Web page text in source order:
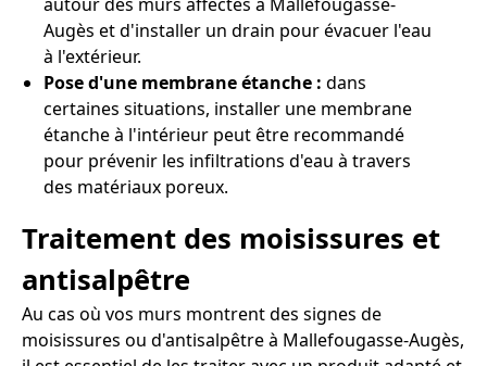
Augès et d'installer un drain pour évacuer l'eau
à l'extérieur.
Pose d'une membrane étanche : dans
certaines situations, installer une membrane
étanche à l'intérieur peut être recommandé
pour prévenir les infiltrations d'eau à travers
des matériaux poreux.
Traitement des moisissures et
antisalpêtre
Au cas où vos murs montrent des signes de
moisissures ou d'antisalpêtre à Mallefougasse-Augès,